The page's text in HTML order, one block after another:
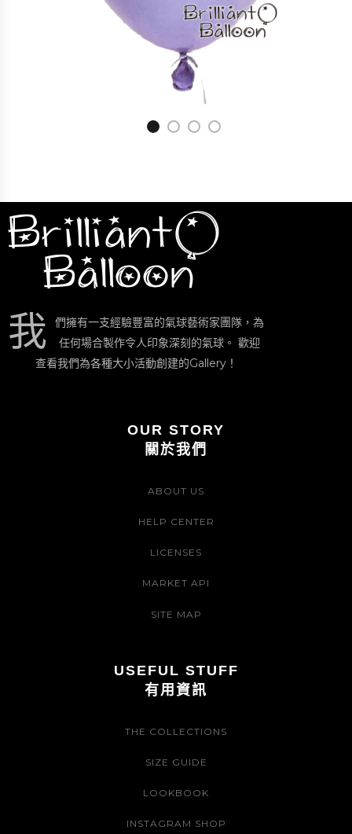
11″ 金屬紫色 Chrome Purple| Qualatex
我
們擁有一支經驗豐富的氣球藝術家團隊，為
任何場合製作令人印象深刻的氣球。 歡迎
查看我們為各種大小活動創建的Gallery！
OUR STORY
關於我們
ABOUT US
HELP CENTER
LICENSES
MARKET API
SITE MAP
USEFUL STUFF
有用資訊
THE COLLECTIONS
SIZE GUIDE
LOOKBOOK
INSTAGRAM SHOP